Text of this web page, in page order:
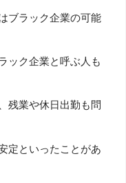
ブラック企業の可能
ック企業と呼ぶ人も
残業や休日出勤も問
定といったことがあ